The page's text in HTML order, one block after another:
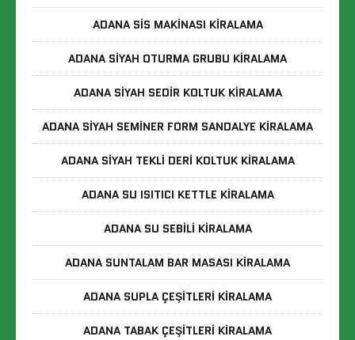
ADANA SIS MAKINASI KIRALAMA
ADANA SIYAH OTURMA GRUBU KIRALAMA
ADANA SIYAH SEDIR KOLTUK KIRALAMA
ADANA SIYAH SEMINER FORM SANDALYE KIRALAMA
ADANA SIYAH TEKLI DERI KOLTUK KIRALAMA
ADANA SU ISITICI KETTLE KIRALAMA
ADANA SU SEBILI KIRALAMA
ADANA SUNTALAM BAR MASASI KIRALAMA
ADANA SUPLA ÇEŞITLERI KIRALAMA
ADANA TABAK ÇEŞITLERI KIRALAMA